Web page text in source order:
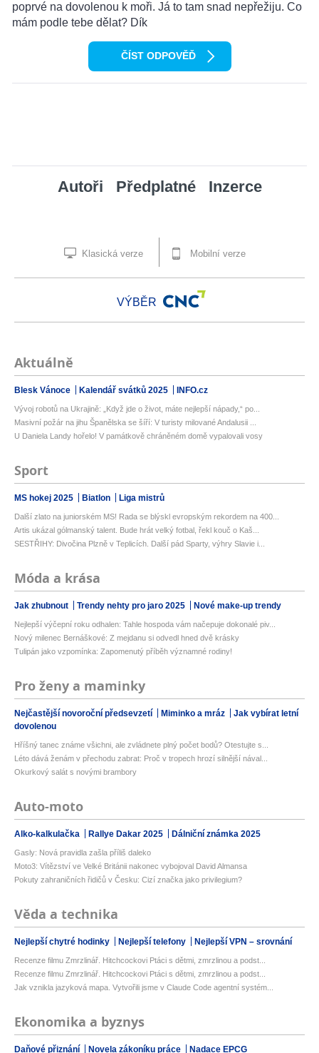
poprvé na dovolenou k moři. Já to tam snad nepřežiju. Co
mám podle tebe dělat? Dík
ČÍST ODPOVĚĎ
Autoři Předplatné Inzerce
Klasická verze Mobilní verze
VÝBĚR
Aktuálně
Blesk Vánoce Kalendář svátků 2025 INFO.cz
Vývoj robotů na Ukrajině: „Když jde o život, máte nejlepší nápady,“ po...
Masivní požár na jihu Španělska se šíří: V turisty milované Andalusii ...
U Daniela Landy hořelo! V památkově chráněném domě vypalovali vosy
Sport
MS hokej 2025 Biatlon Liga mistrů
Další zlato na juniorském MS! Rada se blýskl evropským rekordem na 400...
Artis ukázal gólmanský talent. Bude hrát velký fotbal, řekl kouč o Kaš...
SESTŘIHY: Divočina Plzně v Teplicích. Další pád Sparty, výhry Slavie i...
Móda a krása
Jak zhubnout Trendy nehty pro jaro 2025 Nové make-up trendy
Nejlepší výčepní roku odhalen: Tahle hospoda vám načepuje dokonalé piv...
Nový milenec Bernáškové: Z mejdanu si odvedl hned dvě krásky
Tulipán jako vzpomínka: Zapomenutý příběh významné rodiny!
Pro ženy a maminky
Nejčastější novoroční předsevzetí Miminko a mráz
Jak vybírat letní
dovolenou
Hříšný tanec známe všichni, ale zvládnete plný počet bodů? Otestujte s...
Léto dává ženám v přechodu zabrat: Proč v tropech hrozí silnější nával...
Okurkový salát s novými brambory
Auto-moto
Alko-kalkulačka Rallye Dakar 2025 Dálniční známka 2025
Gasly: Nová pravidla zašla příliš daleko
Moto3: Vítězství ve Velké Británii nakonec vybojoval David Almansa
Pokuty zahraničních řidičů v Česku: Cizí značka jako privilegium?
Věda a technika
Nejlepší chytré hodinky Nejlepší telefony Nejlepší VPN – srovnání
Recenze filmu Zmrzlinář. Hitchcockovi Ptáci s dětmi, zmrzlinou a podst...
Recenze filmu Zmrzlinář. Hitchcockovi Ptáci s dětmi, zmrzlinou a podst...
Jak vznikla jazyková mapa. Vytvořili jsme v Claude Code agentní systém...
Ekonomika a byznys
Daňové přiznání Novela zákoníku práce Nadace EPCG